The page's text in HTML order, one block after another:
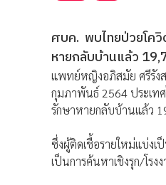
ศบค. พบไทยป่วยโควิ
หายกลับบ้านแล้ว
แพทย์หญิงอภิสมัย ศรีรัง
กุมภาพันธ์ 2564 ประเท
รักษาหายกลับบ้านแล้ว
ซึ่งผู้ติดเชื้อรายใหม่แบ่งเ
เป็นการค้นหาเชิงรุก/โรง